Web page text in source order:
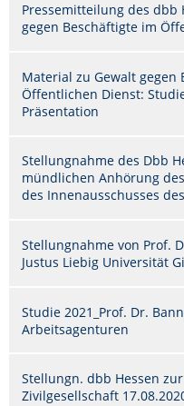
Pressemitteilung des dbb
gegen Beschäftigte im
Material zu Gewalt gegen
Öffentlichen Dienst:
Präsentation
Stellungnahme des Dbb
mündlichen Anhörung
des Innenausschusses
Stellungnahme von Prof.
Justus Liebig Universität
Studie 2021_Prof. Dr.
Arbeitsagenturen
Stellungn. dbb Hessen
Zivilgesellschaft